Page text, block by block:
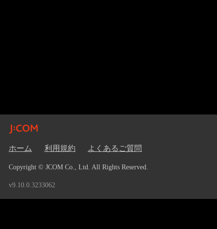
ホーム 利用規約 よくあるご質問
Copyright © JCOM Co., Ltd. All Rights Reserved.
v9.10.0.3233062